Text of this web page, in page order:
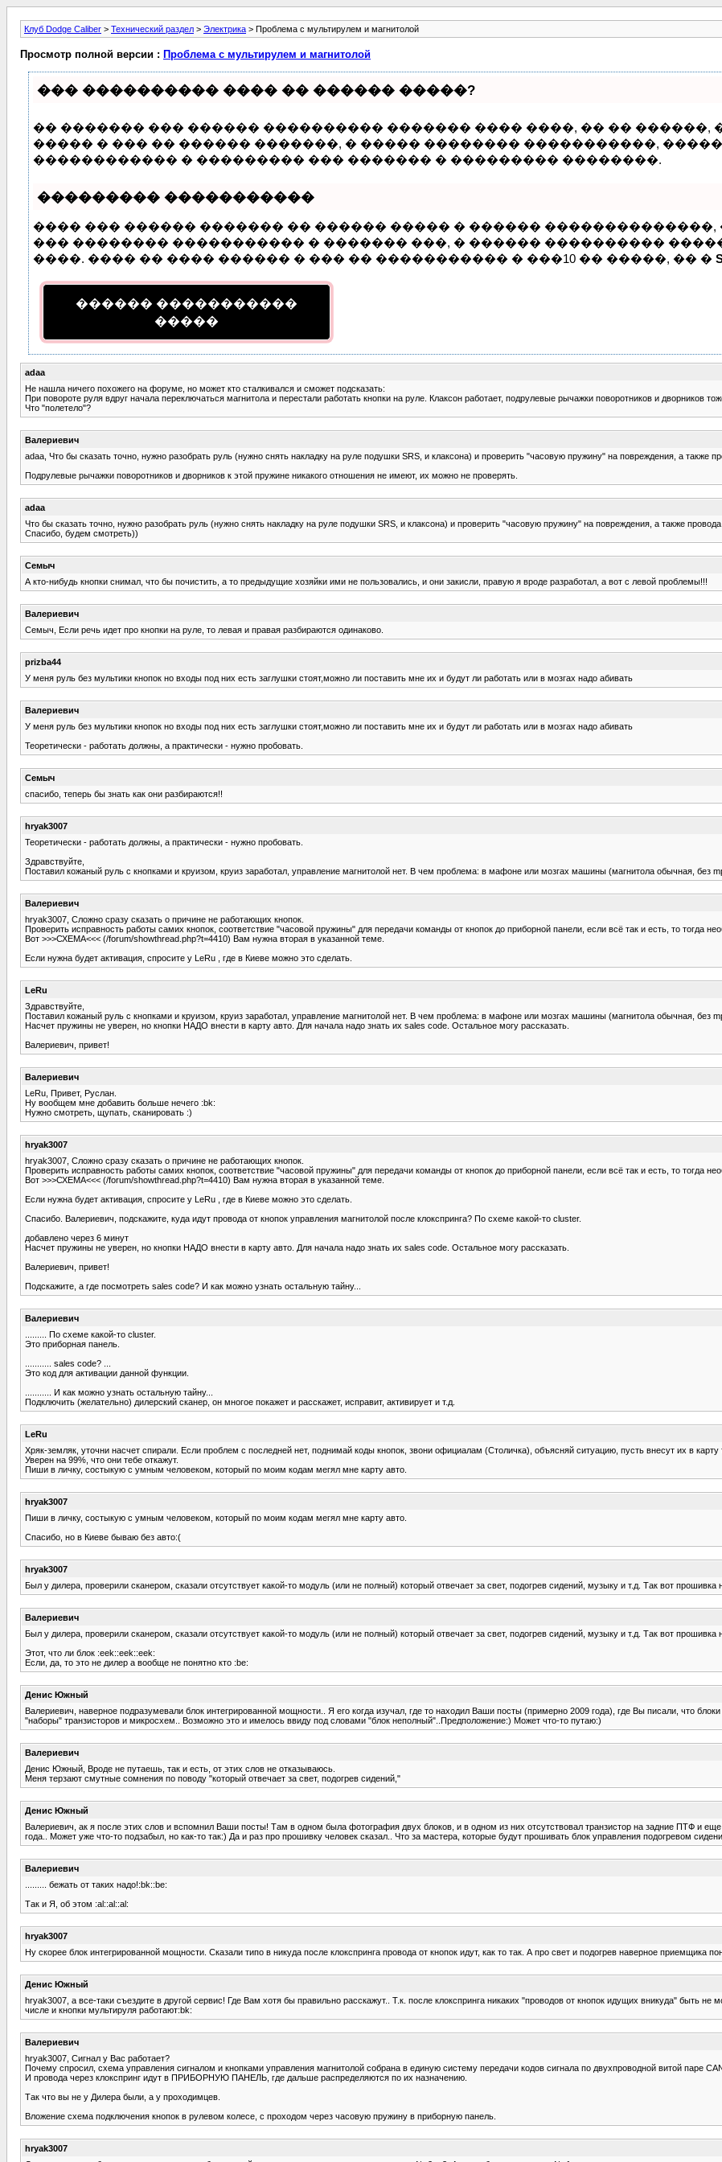
Клуб Dodge Caliber > Технический раздел > Электрика > Проблема с мультирулем и магнитолой
Просмотр полной версии : Проблема с мультирулем и магнитолой
��� ���������� ���� �� ������ �����?
�� ������� ��� ������ ���������� ������� ���� ����, �� �� ������,
����� � ��� �� ������ �������, � ����� �������� �����������,
������������ � ��������� ��� ������� � ��������� ��������.
��������� �����������
���� ��� ������ ������� �� ������ ����� � ������
��� �������� ����������� � ������� ���, � ������ ����������
����. ���� �� ���� ������ � ��� �� ����������� � ���10 �� �����, �� �
������ �����������
�����
adaa
Не нашла ничего похожего на форуме, но может кто сталкивался и сможет подсказать:
При повороте руля вдруг начала переключаться магнитола и перестали работать кнопки на руле. Клаксон работает, подрулевые рычажки поворотников и дворников
Что "полетело"?
Валериевич
adaa, Что бы сказать точно, нужно разобрать руль (нужно снять накладку на руле подушки SRS, и клаксона) и проверить "часовую пружину" на повреждения, а также
Подрулевые рычажки поворотников и дворников к этой пружине никакого отношения не имеют, их можно не проверять.
adaa
Что бы сказать точно, нужно разобрать руль (нужно снять накладку на руле подушки SRS, и клаксона) и проверить "часовую пружину" на повреждения, а также
Спасибо, будем смотреть))
Семыч
А кто-нибудь кнопки снимал, что бы почистить, а то предыдущие хозяйки ими не пользовались, и они закисли, правую я вроде разработал, а вот с левой проблемы!!!
Валериевич
Семыч, Если речь идет про кнопки на руле, то левая и правая разбираются одинаково.
prizba44
У меня руль без мультики кнопок но входы под них есть заглушки стоят,можно ли поставить мне их и будут ли работать или в мозгах надо абивать
Валериевич
У меня руль без мультики кнопок но входы под них есть заглушки стоят,можно ли поставить мне их и будут ли работать или в мозгах надо абивать
Теоретически - работать должны, а практически - нужно пробовать.
Семыч
спасибо, теперь бы знать как они разбираются!!
hryak3007
Теоретически - работать должны, а практически - нужно пробовать.
Здравствуйте,
Поставил кожаный руль с кнопками и круизом, круиз заработал, управление магнитолой нет. В чем проблема: в мафоне или мозгах машины (магнитола обычная, без
Валериевич
hryak3007, Сложно сразу сказать о причине не работающих кнопок.
Проверить исправность работы самих кнопок, соответствие "часовой пружины" для передачи команды от кнопок до приборной панели, если всё так и есть, то тогда
Вот >>>СХЕМА<<< (/forum/showthread.php?t=4410) Вам нужна вторая в указанной теме.
Если нужна будет активация, спросите у LeRu , где в Киеве можно это сделать.
LeRu
Здравствуйте,
Поставил кожаный руль с кнопками и круизом, круиз заработал, управление магнитолой нет. В чем проблема: в мафоне или мозгах машины (магнитола обычная, без
Насчет пружины не уверен, но кнопки НАДО внести в карту авто. Для начала надо знать их sales code. Остальное могу рассказать.
Валериевич, привет!
Валериевич
LeRu, Привет, Руслан.
Ну вообщем мне добавить больше нечего :bk:
Нужно смотреть, щупать, сканировать :)
hryak3007
hryak3007, Сложно сразу сказать о причине не работающих кнопок.
Проверить исправность работы самих кнопок, соответствие "часовой пружины" для передачи команды от кнопок до приборной панели, если всё так и есть, то тогда
Вот >>>СХЕМА<<< (/forum/showthread.php?t=4410) Вам нужна вторая в указанной теме.
Если нужна будет активация, спросите у LeRu , где в Киеве можно это сделать.
Спасибо. Валериевич, подскажите, куда идут провода от кнопок управления магнитолой после клокспринга? По схеме какой-то cluster.
добавлено через 6 минут
Насчет пружины не уверен, но кнопки НАДО внести в карту авто. Для начала надо знать их sales code. Остальное могу рассказать.
Валериевич, привет!
Подскажите, а где посмотреть sales code? И как можно узнать остальную тайну...
Валериевич
......... По схеме какой-то cluster.
Это приборная панель.
........... sales code? ...
Это код для активации данной функции.
........... И как можно узнать остальную тайну...
Подключить (желательно) дилерский сканер, он многое покажет и расскажет, исправит, активирует и т.д.
LeRu
Хряк-земляк, уточни насчет спирали. Если проблем с последней нет, поднимай коды кнопок, звони официалам (Столичка), объясняй ситуацию, пусть внесут их в карту
Уверен на 99%, что они тебе откажут.
Пиши в личку, состыкую с умным человеком, который по моим кодам мегял мне карту авто.
hryak3007
Пиши в личку, состыкую с умным человеком, который по моим кодам мегял мне карту авто.
Спасибо, но в Киеве бываю без авто:(
hryak3007
Был у дилера, проверили сканером, сказали отсутствует какой-то модуль (или не полный) который отвечает за свет, подогрев сидений, музыку и т.д. Так вот прошивка
Валериевич
Был у дилера, проверили сканером, сказали отсутствует какой-то модуль (или не полный) который отвечает за свет, подогрев сидений, музыку и т.д. Так вот прошивка
Этот, что ли блок :eek::eek::eek:
Если, да, то это не дилер а вообще не понятно кто :be:
Денис Южный
Валериевич, наверное подразумевали блок интегрированной мощности.. Я его когда изучал, где то находил Ваши посты (примерно 2009 года), где Вы писали, что
"наборы" транзисторов и микросхем.. Возможно это и имелось ввиду под словами "блок неполный"..Предположение:) Может что-то путаю:)
Валериевич
Денис Южный, Вроде не путаешь, так и есть, от этих слов не отказываюсь.
Меня терзают смутные сомнения по поводу "который отвечает за свет, подогрев сидений,"
Денис Южный
Валериевич, ак я после этих слов и вспомнил Ваши посты! Там в одном была фотография двух блоков, и в одном из них отсутствовал транзистор на задние ПТФ и
года.. Может уже что-то подзабыл, но как-то так:) Да и раз про прошивку человек сказал.. Что за мастера, которые будут прошивать блок управления подогревом
Валериевич
......... бежать от таких надо!:bk::be:
Так и Я, об этом :al::al::al:
hryak3007
Ну скорее блок интегрированной мощности. Сказали типо в никуда после клокспринга провода от кнопок идут, как то так. А про свет и подогрев наверное приемщика
Денис Южный
hryak3007, а все-таки съездите в другой сервис! Где Вам хотя бы правильно расскажут.. Т.к. после клокспринга никаких "проводов от кнопок идущих вникуда" быть
числе и кнопки мультируля работают:bk:
Валериевич
hryak3007, Сигнал у Вас работает?
Почему спросил, схема управления сигналом и кнопками управления магнитолой собрана в единую систему передачи кодов сигнала по двухпроводной витой паре
И провода через клокспринг идут в ПРИБОРНУЮ ПАНЕЛЬ, где дальше распределяются по их назначению.
Так что вы не у Дилера были, а у проходимцев.
Вложение схема подключения кнопок в рулевом колесе, с проходом через часовую пружину в приборную панель.
hryak3007